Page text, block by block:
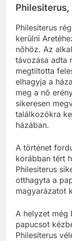
Philesiterus
kerülni
nőhöz. Az
távozása adta
megtiltotta
elhagyja a
meg a nő
sikeresen
találkozókra
házában.
A történet
korábban tért
Philesiterus
otthagyta a
magyarázatot
A helyzet még
papucsot
Philesiterus